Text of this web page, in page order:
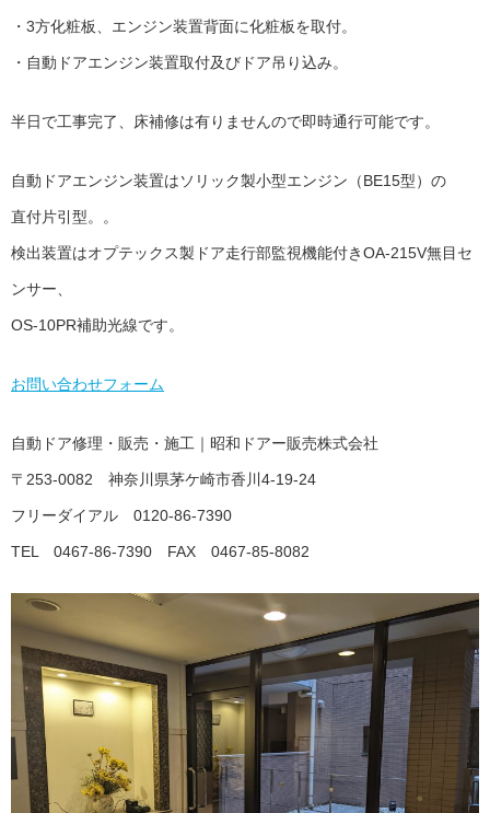
・3方化粧板、エンジン装置背面に化粧板を取付。
・自動ドアエンジン装置取付及びドア吊り込み。
半日で工事完了、床補修は有りませんので即時通行可能です。
自動ドアエンジン装置はソリック製小型エンジン（BE15型）の
直付片引型。。
検出装置はオプテックス製ドア走行部監視機能付きOA-215V無目セ
ンサー、
OS-10PR補助光線です。
お問い合わせフォーム
自動ドア修理・販売・施工｜昭和ドアー販売株式会社
〒253-0082 神奈川県茅ケ崎市香川4-19-24
フリーダイアル 0120-86-7390
TEL 0467-86-7390 FAX 0467-85-8082